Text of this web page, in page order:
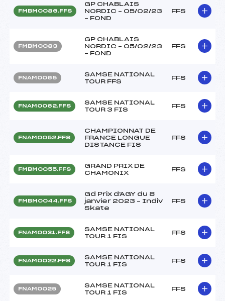
FMBM0086.FFS
GP CHABLAIS
NORDIC – 05/02/23
– FOND
FFS
FMBM0083
GP CHABLAIS
NORDIC – 05/02/23
– FOND
FFS
FNAM0065
SAMSE NATIONAL
TOUR FFS
FFS
FNAM0062.FFS
SAMSE NATIONAL
TOUR 3 FIS
FFS
FNAM0052.FFS
CHAMPIONNAT DE
FRANCE LONGUE
DISTANCE FIS
FFS
FMBM0055.FFS
GRAND PRIX DE
CHAMONIX
FFS
FMBM0044.FFS
Gd Prix d'AGY du 8
janvier 2023 – Indiv
Skate
FFS
FNAM0031.FFS
SAMSE NATIONAL
TOUR 1 FIS
FFS
FNAM0022.FFS
SAMSE NATIONAL
TOUR 1 FIS
FFS
FNAM0025
SAMSE NATIONAL
TOUR 1 FIS
FFS